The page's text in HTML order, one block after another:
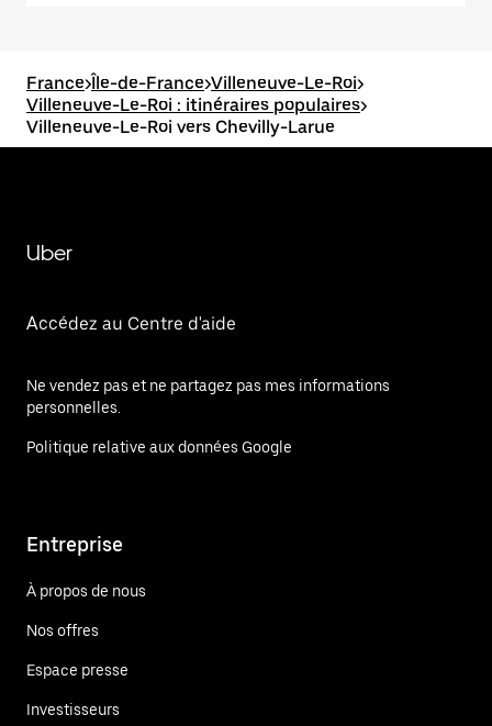
France>Île-de-France>Villeneuve-Le-Roi>
Villeneuve-Le-Roi : itinéraires populaires>
Villeneuve-Le-Roi vers Chevilly-Larue
Uber
Accédez au Centre d'aide
Ne vendez pas et ne partagez pas mes informations
personnelles.
Politique relative aux données Google
Entreprise
À propos de nous
Nos offres
Espace presse
Investisseurs